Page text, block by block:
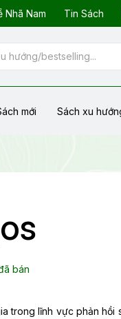
Nhã Nam Tin Sách
mới Sách xu
bán
trong lĩnh vực phản hồi